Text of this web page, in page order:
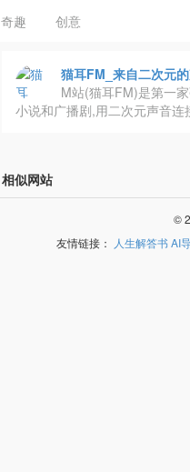
奇趣 创意
猫耳FM_来自二次元
M站(猫耳FM)是第一
小说和广播剧,用二次元声音连
相似网站
©
友情链接： 人生解答书AI